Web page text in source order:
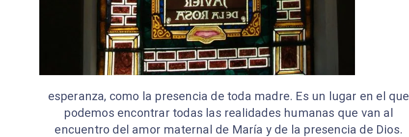
esperanza, como la presencia de toda madre. Es un lugar en el que
podemos encontrar todas las realidades humanas que van al
encuentro del amor maternal de María y de la presencia de Dios.